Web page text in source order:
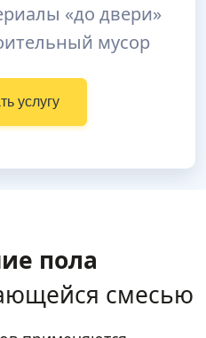
«до двери»
мусор
услугу
пола
смесью